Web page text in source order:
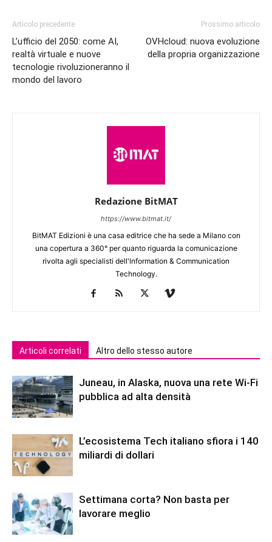
Articolo precedente
L’ufficio del 2050: come AI,
realtà virtuale e nuove
tecnologie rivoluzioneranno il
mondo del lavoro
Prossimo articolo
OVHcloud: nuova evoluzione
della propria organizzazione
Redazione BitMAT
https://www.bitmat.it/
BitMAT Edizioni è una casa editrice che ha sede a Milano con
una copertura a 360° per quanto riguarda la comunicazione
rivolta agli specialisti dell'lnformation & Communication
Technology.
Articoli correlati Altro dello stesso autore
Juneau, in Alaska, nuova una rete Wi-Fi
pubblica ad alta densità
L’ecosistema Tech italiano sfiora i 140
miliardi di dollari
Settimana corta? Non basta per
lavorare meglio